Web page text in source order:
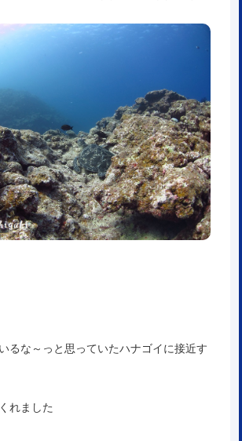
るな～っと思っていたハナゴイに接近す
れました